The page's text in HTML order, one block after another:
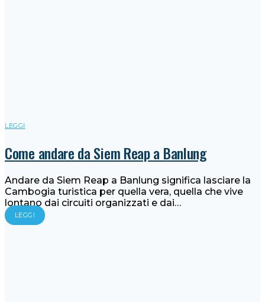
LEGGI
Come andare da Siem Reap a Banlung
Andare da Siem Reap a Banlung significa lasciare la
Cambogia turistica per quella vera, quella che vive
lontano dai circuiti organizzati e dai…
LEGGI